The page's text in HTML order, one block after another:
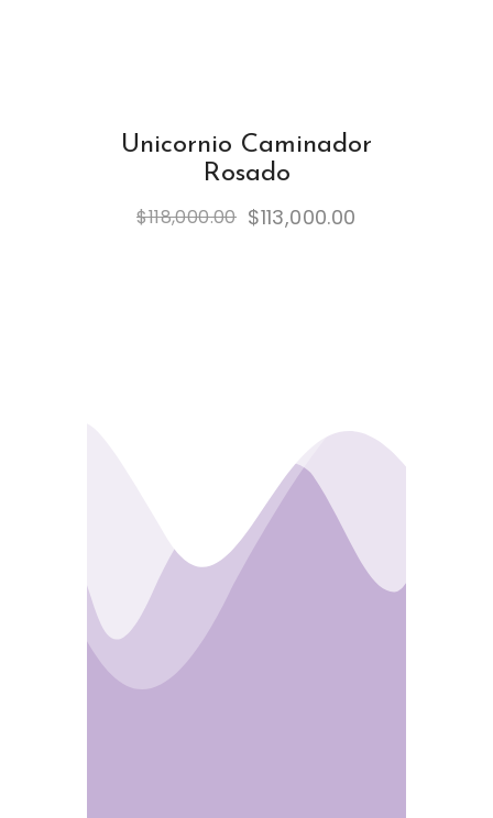
Unicornio Caminador
Rosado
$118,000.00 $113,000.00